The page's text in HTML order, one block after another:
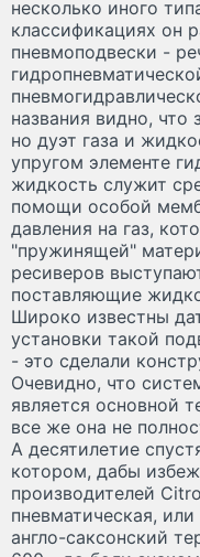
несколько иного
классификациях он
пневмоподвески -
названия видно, что
но дуэт газа и
упругом элементе
жидкость служит
помощи особой
давления на газ,
"пружинящей"
ресиверов
поставляющие
Широко известны
установки такой
- это сделали
Очевидно, что
является основной
все же она не
А десятилетие
котором, дабы
производителей
пневматическая,
англо-саксонский